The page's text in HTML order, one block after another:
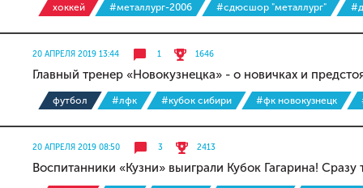
хоккей #металлург-2006 #сдюсшор "металлург"
20 АПРЕЛЯ 2019 13:44 1 1646
Главный тренер «Новокузнецка» - о новичках и
футбол #лфк #кубок сибири #фк новокузнецк
20 АПРЕЛЯ 2019 08:50 3 2413
Воспитанники «Кузни» выиграли Кубок Гагарина! Сразу